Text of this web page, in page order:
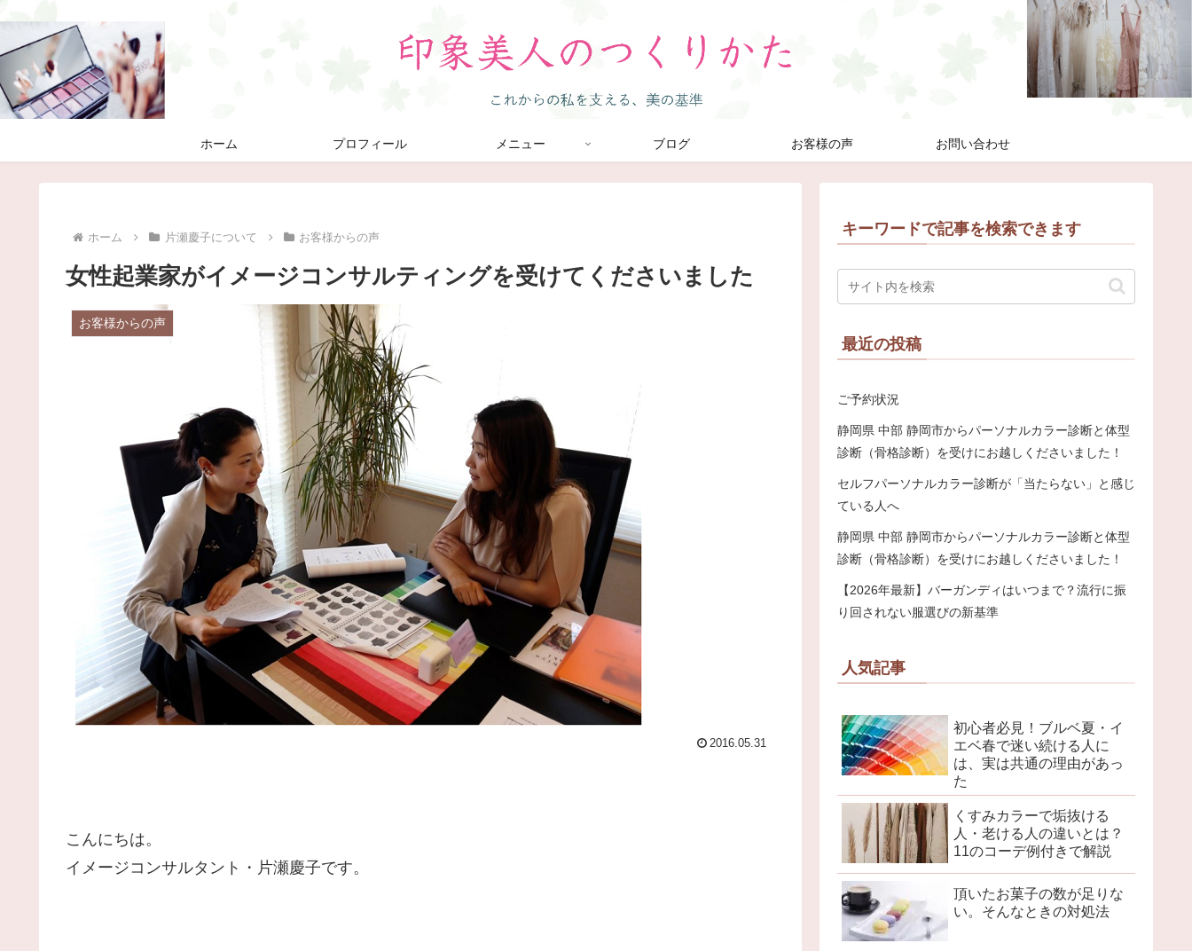
ホーム プロフィール メニュー ブログ お客様の声 お問い合わせ
ホーム 片瀬慶子について お客様からの声
女性起業家がイメージコンサルティングを受けてくださいました
お客様からの声
2016.05.31
こんにちは。
イメージコンサルタント・片瀬慶子です。
キーワードで記事を検索できます
最近の投稿
ご予約状況
静岡県 中部 静岡市からパーソナルカラー診断と体型
診断（骨格診断）を受けにお越しくださいました！
セルフパーソナルカラー診断が「当たらない」と感じ
ている人へ
静岡県 中部 静岡市からパーソナルカラー診断と体型
診断（骨格診断）を受けにお越しくださいました！
【2026年最新】バーガンディはいつまで？流行に振
り回されない服選びの新基準
人気記事
初心者必見！ブルベ夏・イ
エベ春で迷い続ける人に
は、実は共通の理由があっ
た
くすみカラーで垢抜ける
人・老ける人の違いとは？
11のコーデ例付きで解説
頂いたお菓子の数が足りな
い。そんなときの対処法